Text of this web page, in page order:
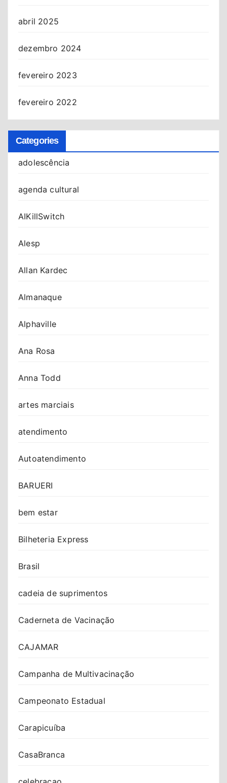
abril 2025
dezembro 2024
fevereiro 2023
fevereiro 2022
Categories
adolescência
agenda cultural
AIKillSwitch
Alesp
Allan Kardec
Almanaque
Alphaville
Ana Rosa
Anna Todd
artes marciais
atendimento
Autoatendimento
BARUERI
bem estar
Bilheteria Express
Brasil
cadeia de suprimentos
Caderneta de Vacinação
CAJAMAR
Campanha de Multivacinação
Campeonato Estadual
Carapicuíba
CasaBranca